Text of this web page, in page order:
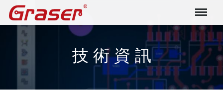
技 術 資 訊